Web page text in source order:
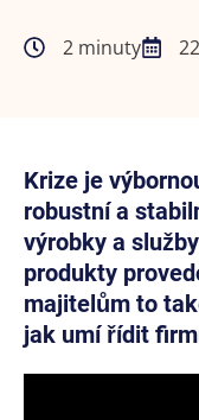
2 minuty
Krize je
robustní a
výrobky a
produkty
majitelům to
jak umí řídit